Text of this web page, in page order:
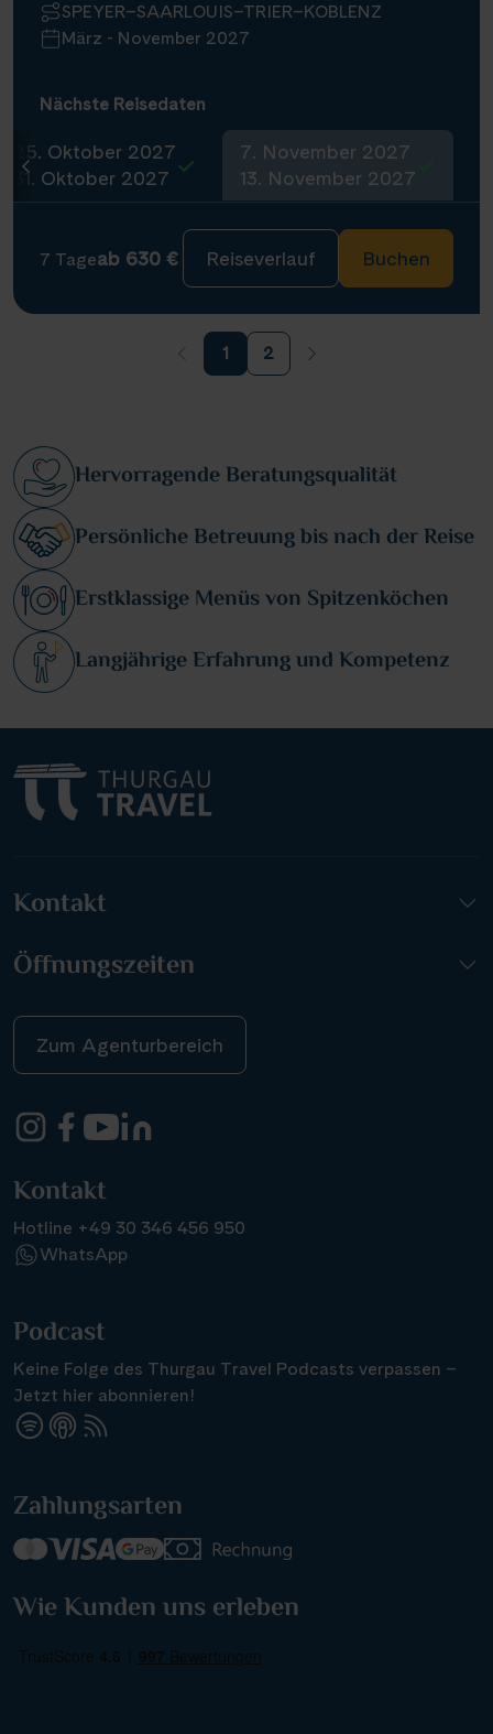
SPEYER–SAARLOUIS–TRIER–KOBLENZ
März - November 2027
Nächste Reisedaten
25. Oktober 2027
31. Oktober 2027
7. November 2027
13. November 2027
7 Tageab 630 € Reiseverlauf Buchen
1 2
Hervorragende Beratungsqualität
Persönliche Betreuung bis nach der Reise
Erstklassige Menüs von Spitzenköchen
Langjährige Erfahrung und Kompetenz
Kontakt
Öffnungszeiten
Zum Agenturbereich
Kontakt
Hotline +49 30 346 456 950
WhatsApp
Podcast
Keine Folge des Thurgau Travel Podcasts verpassen –
Jetzt hier abonnieren!
Zahlungsarten
Wie Kunden uns erleben